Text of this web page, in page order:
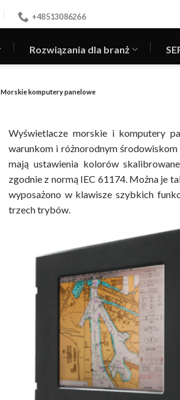
+48513086266
Rozwiązania dla branż
Morskie komputery panelowe
Wyświetlacze morskie i komputery
warunkom i różnorodnym
mają ustawienia kolorów
zgodnie z normą IEC 61174. Można je
wyposażono w klawisze szybkich
trzech trybów.